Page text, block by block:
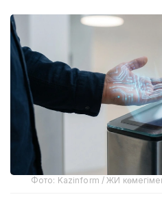
Фото: Kazinform / ЖИ